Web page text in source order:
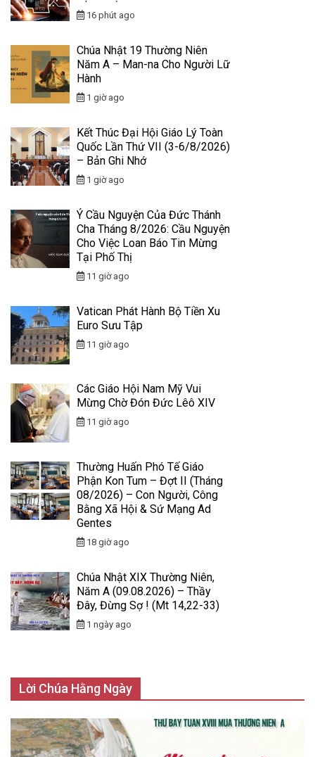
16 phút ago
Chúa Nhật 19 Thường Niên
Năm A – Man-na Cho Người Lữ
Hành
1 giờ ago
Kết Thúc Đại Hội Giáo Lý Toàn
Quốc Lần Thứ VII (3-6/8/2026)
– Bản Ghi Nhớ
1 giờ ago
Ý Cầu Nguyện Của Đức Thánh
Cha Tháng 8/2026: Cầu Nguyện
Cho Việc Loan Báo Tin Mừng
Tại Phố Thị
11 giờ ago
Vatican Phát Hành Bộ Tiền Xu
Euro Sưu Tập
11 giờ ago
Các Giáo Hội Nam Mỹ Vui
Mừng Chờ Đón Đức Lêô XIV
11 giờ ago
Thường Huấn Phó Tế Giáo
Phận Kon Tum – Đợt II (Tháng
08/2026) – Con Người, Công
Bằng Xã Hội & Sứ Mạng Ad
Gentes
18 giờ ago
Chúa Nhật XIX Thường Niên,
Năm A (09.08.2026) – Thầy
Đây, Đừng Sợ ! (Mt 14,22-33)
1 ngày ago
Lời Chúa Hằng Ngày